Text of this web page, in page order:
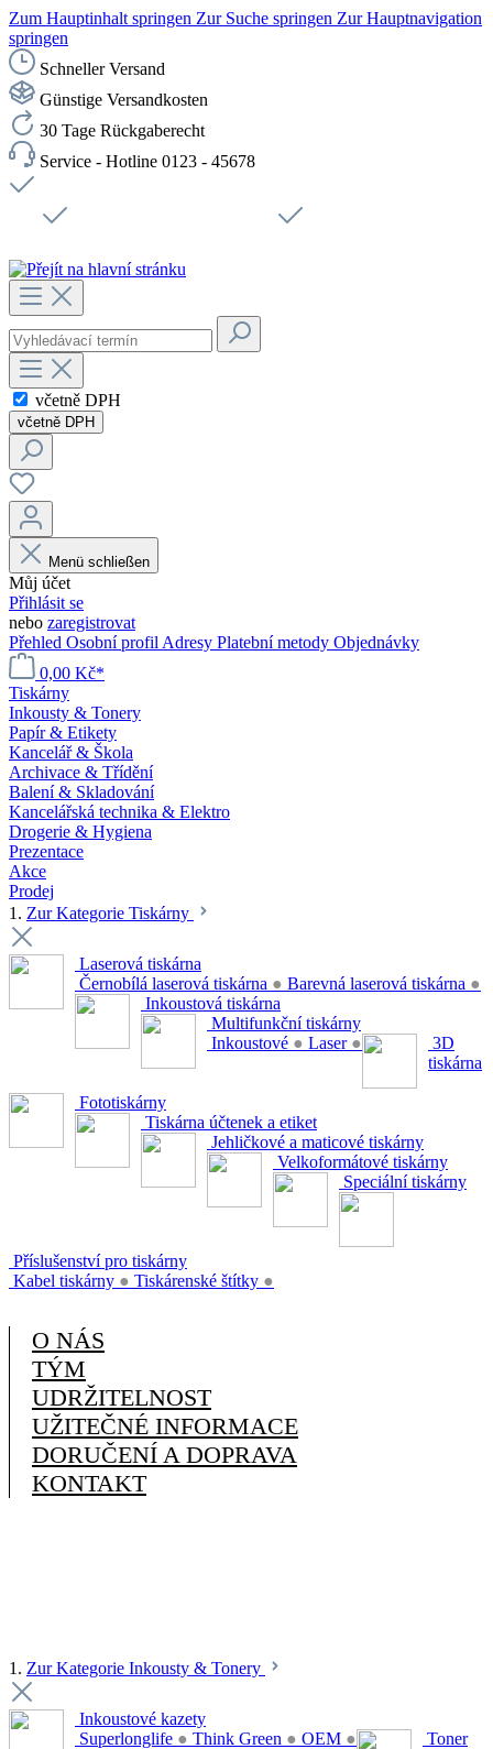
Zum Hauptinhalt springen Zur Suche springen Zur Hauptnavigation
springen
Schneller Versand
Günstige Versandkosten
30 Tage Rückgaberecht
Service - Hotline 0123 - 45678
včetně DPH
včetně DPH
Menü schließen
Můj účet
Přihlásit se
nebo zaregistrovat
Přehled Osobní profil Adresy Platební metody Objednávky
0,00 Kč*
Tiskárny
Inkousty & Tonery
Papír & Etikety
Kancelář & Škola
Archivace & Třídění
Balení & Skladování
Kancelářská technika & Elektro
Drogerie & Hygiena
Prezentace
Akce
Prodej
1. Zur Kategorie Tiskárny
Laserová tiskárna
Černobílá laserová tiskárna ● Barevná laserová tiskárna ●
Inkoustová tiskárna
Multifunkční tiskárny
Inkoustové ● Laser ●
3D
tiskárna
Fototiskárny
Tiskárna účtenek a etiket
Jehličkové a maticové tiskárny
Velkoformátové tiskárny
Speciální tiskárny
Příslušenství pro tiskárny
Kabel tiskárny ● Tiskárenské štítky ●
O NÁS
TÝM
UDRŽITELNOST
UŽITEČNÉ INFORMACE
DORUČENÍ A DOPRAVA
KONTAKT
1. Zur Kategorie Inkousty & Tonery
Inkoustové kazety
Superlonglife ● Think Green ● OEM ● Toner